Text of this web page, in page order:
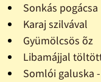
Sonkás pogácsa
Karaj szilvával
Gyümölcsös õz
Libamájjal
Somlói galuska